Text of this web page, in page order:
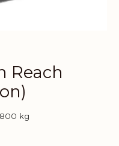
Reach
kg